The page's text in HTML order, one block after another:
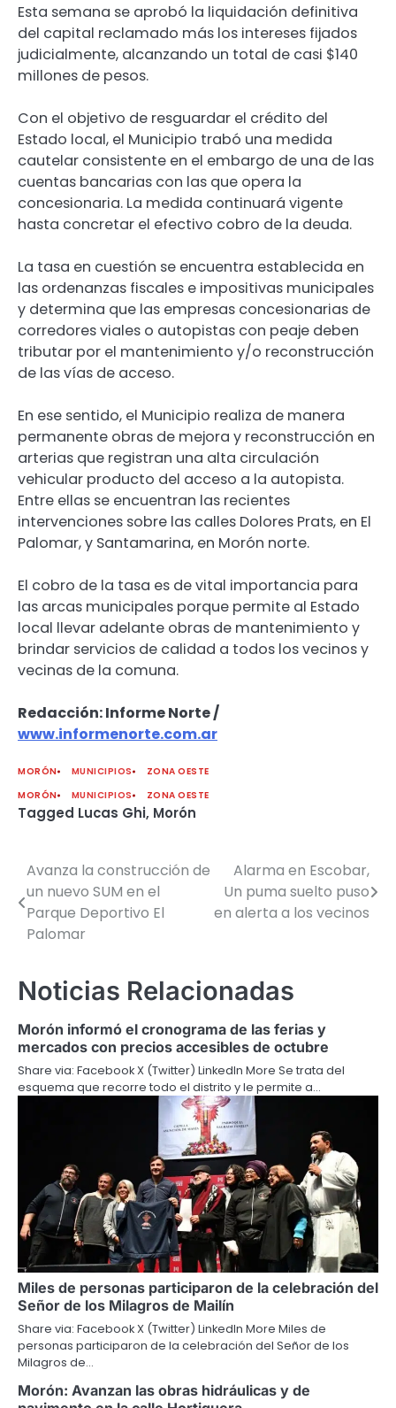
Esta semana se aprobó la liquidación definitiva
del capital reclamado más los intereses fijados
judicialmente, alcanzando un total de casi $140
millones de pesos.
Con el objetivo de resguardar el crédito del
Estado local, el Municipio trabó una medida
cautelar consistente en el embargo de una de las
cuentas bancarias con las que opera la
concesionaria. La medida continuará vigente
hasta concretar el efectivo cobro de la deuda.
La tasa en cuestión se encuentra establecida en
las ordenanzas fiscales e impositivas municipales
y determina que las empresas concesionarias de
corredores viales o autopistas con peaje deben
tributar por el mantenimiento y/o reconstrucción
de las vías de acceso.
En ese sentido, el Municipio realiza de manera
permanente obras de mejora y reconstrucción en
arterias que registran una alta circulación
vehicular producto del acceso a la autopista.
Entre ellas se encuentran las recientes
intervenciones sobre las calles Dolores Prats, en El
Palomar, y Santamarina, en Morón norte.
El cobro de la tasa es de vital importancia para
las arcas municipales porque permite al Estado
local llevar adelante obras de mantenimiento y
brindar servicios de calidad a todos los vecinos y
vecinas de la comuna.
Redacción: Informe Norte /
www.informenorte.com.ar
MORÓN MUNICIPIOS
ZONA OESTE
MORÓN
MUNICIPIOS ZONA OESTE
Tagged Lucas Ghi, Morón
Navegación
de
entradas
Avanza la construcción de
un nuevo SUM en el
Parque Deportivo El
Palomar
Alarma en Escobar,
Un puma suelto puso
en alerta a los vecinos
Noticias Relacionadas
Morón informó el cronograma de las ferias y
mercados con precios accesibles de octubre
Share via: Facebook X (Twitter) LinkedIn More Se trata del
esquema que recorre todo el distrito y le permite a…
Miles de personas participaron de la celebración del
Señor de los Milagros de Mailín
Share via: Facebook X (Twitter) LinkedIn More Miles de
personas participaron de la celebración del Señor de los
Milagros de…
Morón: Avanzan las obras hidráulicas y de